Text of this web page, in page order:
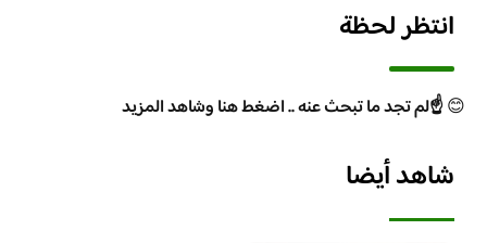
انتظر لحظة
😊☝️لم تجد ما تبحث عنه .. اضغط هنا وشاهد المزيد
شاهد أيضا